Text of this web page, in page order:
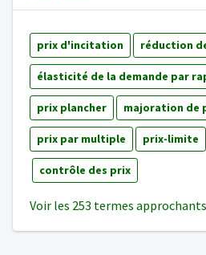
prix d'incitation réduction
élasticité de la demande par
prix plancher majoration de
prix par multiple prix-limite
contrôle des prix
Voir les 253 termes approchants